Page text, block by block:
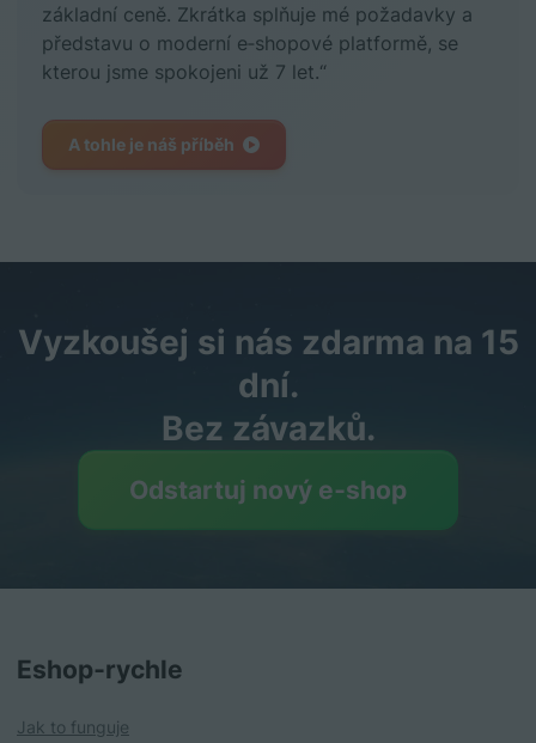
základní ceně. Zkrátka splňuje mé požadavky a
představu o moderní e‑shopové platformě, se
kterou jsme spokojeni už 7 let.“
A tohle je náš příběh
Vyzkoušej si nás zdarma na 15
dní.
Bez závazků.
Odstartuj nový e‑shop
Eshop‑rychle
Jak to funguje